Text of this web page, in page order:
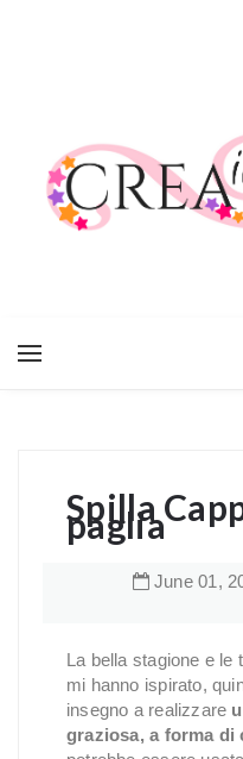
Spilla
paglia
June 01 ,
La bella stagione e le
mi hanno ispirato,
insegno a realizzare
graziosa, a forma